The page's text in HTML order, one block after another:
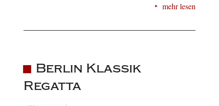
mehr lesen
Berlin Klassik
Regatta